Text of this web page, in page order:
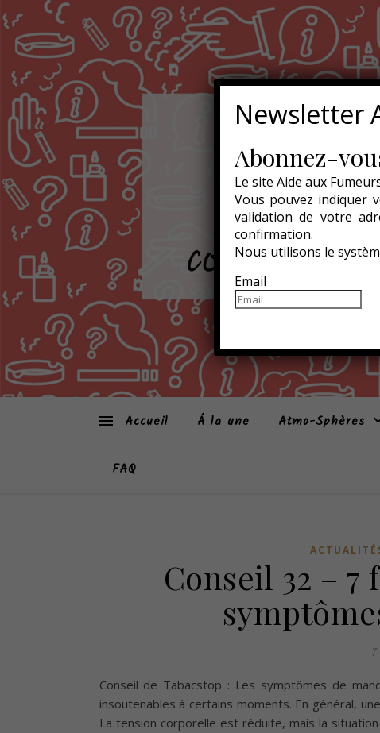
Accueil Á la une Atmo-Sphères
FAQ
Conseil 32 – 7
Conseil de Tabacstop : Les symptômes de
insoutenables à certains moments. En général,
La tension corporelle est réduite, mais la
Newsletter
Abonnez-
Le site Aide aux
Vous pouvez indiquer
validation de votre
confirmation.
Nous utilisons le
Email